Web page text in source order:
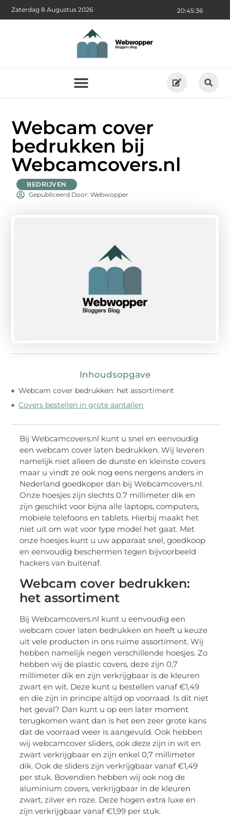
20:45:37
Zaterdag 8 Augustus 2026
Webcam cover
bedrukken bij
Webcamcovers.nl
BEDRIJVEN
Gepubliceerd Door: Webwopper
Inhoudsopgave
Webcam cover bedrukken: het assortiment
Covers bestellen in grote aantallen
Bij Webcamcovers.nl kunt u snel en eenvoudig
een webcam cover laten bedrukken. Wij leveren
namelijk niet alleen de dunste en kleinste covers
maar u vindt ze ook nog eens nergens anders in
Nederland goedkoper dan bij Webcamcovers.nl.
Onze hoesjes zijn slechts 0.7 millimeter dik en
zijn geschikt voor bijna alle laptops, computers,
mobiele telefoons en tablets. Hierbij maakt het
niet uit om wat voor type model het gaat. Met
onze hoesjes kunt u uw apparaat snel, goedkoop
en eenvoudig beschermen tegen bijvoorbeeld
hackers van buitenaf.
Webcam cover bedrukken:
het assortiment
Bij Webcamcovers.nl kunt u eenvoudig een
webcam cover laten bedrukken en heeft u keuze
uit vele producten in ons ruime assortiment. Wij
hebben namelijk negen verschillende hoesjes. Zo
hebben wij de plastic covers, deze zijn 0,7
millimeter dik en zijn verkrijgbaar is de kleuren
zwart en wit. Deze kunt u bestellen vanaf €1,49
en die zijn in principe altijd op voorraad. Is dit niet
het geval? Dan kunt u op een later moment
terugkomen want dan is het een zeer grote kans
dat de voorraad weer is aangevuld. Ook hebben
wij webcamcover sliders, ook deze zijn in wit en
zwart verkrijgbaar en zijn enkel 0,7 millimeter
dik. Ook de sliders zijn verkrijgbaar vanaf €1,49
per stuk. Bovendien hebben wij ook nog de
aluminium covers, verkrijgbaar in de kleuren
zwart, zilver en roze. Deze hogen extra luxe en
zijn verkrijgbaar vanaf €1,99 per stuk.